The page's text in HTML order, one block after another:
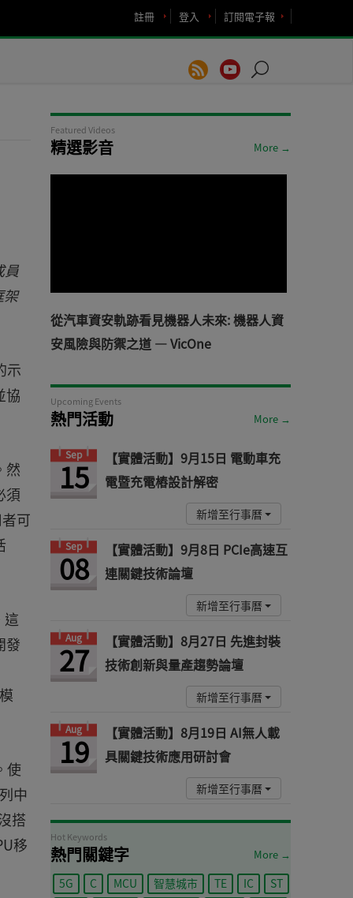
訂閱電子報
登入
註冊
員
示
協
然
須
可
這
發
使
中
搭
移
Featured Videos
精選影音 More →
從汽車資安軌跡看見機器人未來: 機器人資
安風險與防禦之道 — VicOne
Upcoming Events
熱門活動 More →
Sep
15
【實體活動】9月15日 電動車充
電暨充電樁設計解密
新增至行事曆
Sep
08
【實體活動】9月8日 PCIe高速互
連關鍵技術論壇
新增至行事曆
Aug
27
【實體活動】8月27日 先進封裝
技術創新與量產趨勢論壇
新增至行事曆
Aug
19
【實體活動】8月19日 AI無人載
具關鍵技術應用研討會
新增至行事曆
Hot Keywords
熱門關鍵字 More →
5G C MCU 智慧城市 TE IC
ST